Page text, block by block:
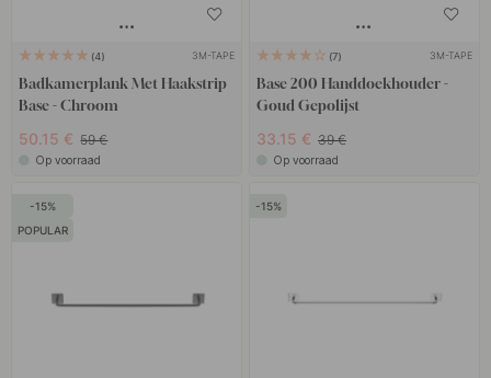
4 3M-TAPE
Badkamerplank Met Haakstrip
Base - Chroom
50.15 € 59 €
Op voorraad
7 3M-TAPE
Base 200 Handdoekhouder -
Goud Gepolijst
33.15 € 39 €
Op voorraad
15
POPULAR
15